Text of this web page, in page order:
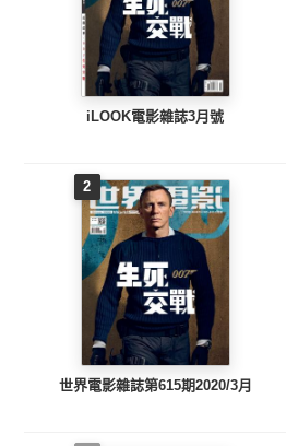
爵士鋼琴和聲(6)
iLOOK電影雜誌3月號
2
世界電影雜誌第615期2020/3月